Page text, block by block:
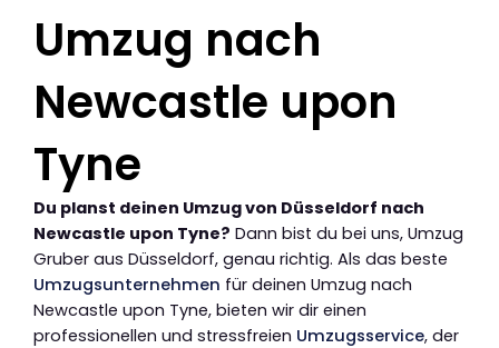
Umzug nach
Newcastle upon
Tyne
Du planst deinen Umzug von Düsseldorf nach
Newcastle upon Tyne? Dann bist du bei uns, Umzug
Gruber aus Düsseldorf, genau richtig. Als das beste
Umzugsunternehmen für deinen Umzug nach
Newcastle upon Tyne, bieten wir dir einen
professionellen und stressfreien Umzugsservice, der